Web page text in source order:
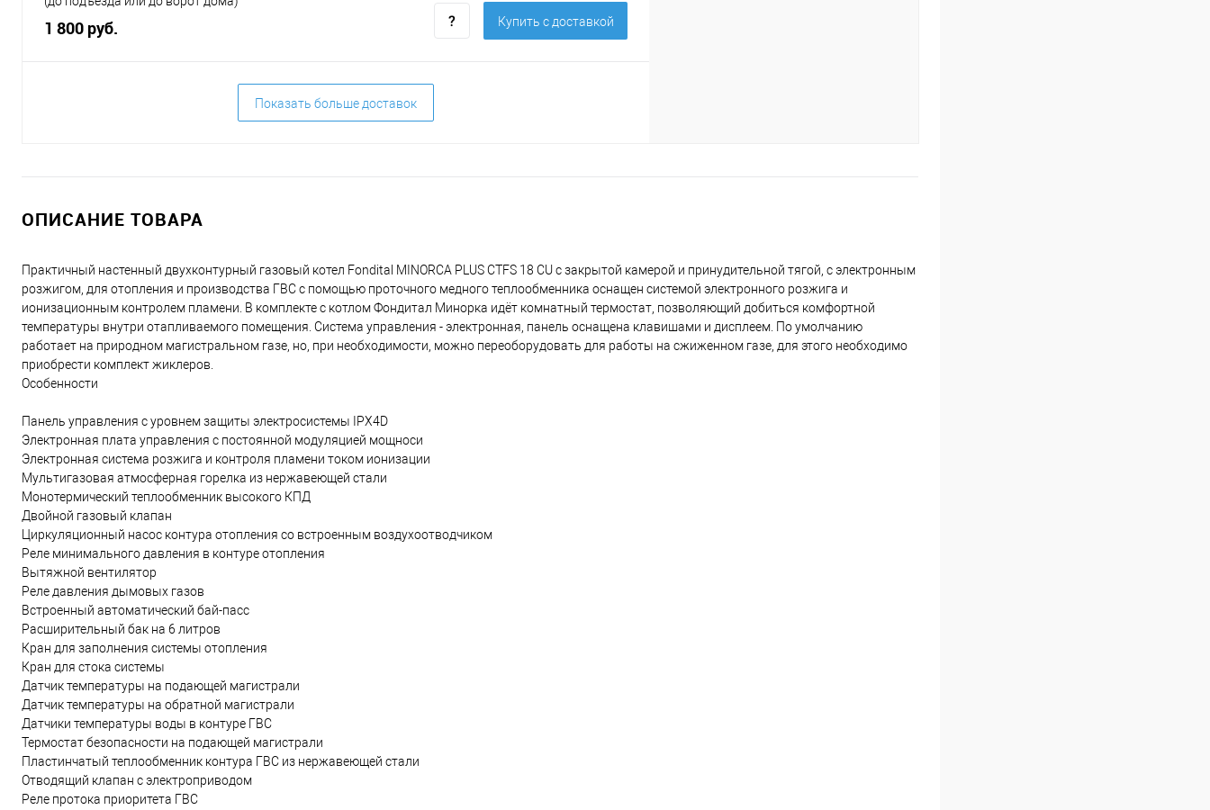
1 800 руб. Купить c доставкой
Показать больше доставок
ОПИСАНИЕ ТОВАРА
Практичный настенный двухконтурный газовый котел Fondital MINORCA PLUS CTFS 18 CU с закрытой камерой и принудительной тягой, с электронным
poзжигoм, для отопления и производства ГВС с помощью проточного медного теплообменника оснащен системой электронного розжига и
ионизационным контролем пламени. В комплекте с котлом Фондитал Минорка идёт комнатный термостат, позволяющий добиться комфортной
температуры внутри отапливаемого помещения. Система управления - электронная, панель оснащена клавишами и дисплеем. По умолчанию
работает на природном магистральном газе, но, при необходимости, можно переоборудовать для работы на сжиженном газе, для этого необходимо
приобрести комплект жиклеров.
Особенности
Панель управления с уровнем защиты электросистемы IPХ4D
Электронная плата управления с постоянной модуляцией мощноси
Электронная система розжига и контроля пламени током ионизации
Мультигазовая атмосферная горелка из нержавеющей стали
Монотермический теплообменник высокого КПД
Двойной газовый клапан
Циркуляционный насос контура отопления со встроенным воздухоотводчиком
Реле минимального давления в контуре отопления
Вытяжной вентилятор
Pеле давления дымовых газов
Встроенный автоматический бай-пасс
Расширительный бак на 6 литров
Кран для заполнения системы отопления
Кран для стока системы
Датчик температуры на подающей магистрали
Датчик температуры на обратной магистрали
Датчики температуры воды в контуре ГВС
Термостат безопасности на подающей магистрали
Пластинчатый теплообменник контура ГВС из нержавеющей стали
Отводящий клапан с электроприводом
Реле протока приоритета ГВС